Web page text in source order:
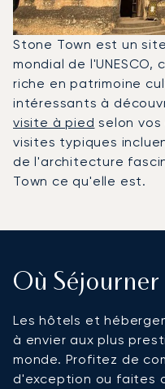
Stone Town est un
mondial de
riche en patrimoine
intéressants à
visite à pied selon
visites typiques
de l'architecture
Town ce qu'elle est.
Où Séjourner
Les hôtels et
à envier aux plus
monde. Profitez de
d'exception ou faites